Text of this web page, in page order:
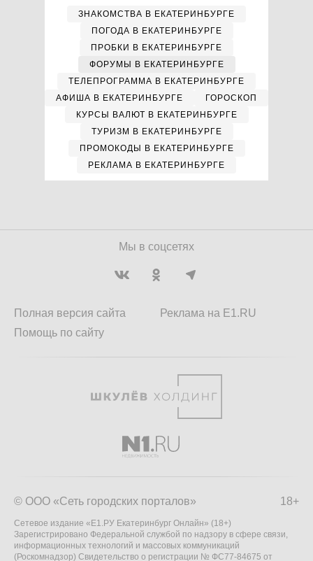
ЗНАКОМСТВА В ЕКАТЕРИНБУРГЕ
ПОГОДА В ЕКАТЕРИНБУРГЕ
ПРОБКИ В ЕКАТЕРИНБУРГЕ
ФОРУМЫ В ЕКАТЕРИНБУРГЕ
ТЕЛЕПРОГРАММА В ЕКАТЕРИНБУРГЕ
АФИША В ЕКАТЕРИНБУРГЕ
ГОРОСКОП
КУРСЫ ВАЛЮТ В ЕКАТЕРИНБУРГЕ
ТУРИЗМ В ЕКАТЕРИНБУРГЕ
ПРОМОКОДЫ В ЕКАТЕРИНБУРГЕ
РЕКЛАМА В ЕКАТЕРИНБУРГЕ
Мы в соцсетях
Полная версия сайта
Помощь по сайту
Реклама на E1.RU
18+
© ООО «Сеть городских порталов»
Сетевое издание «Е1.РУ Екатеринбург Онлайн» (18+)
Зарегистрировано Федеральной службой по надзору в сфере связи,
информационных технологий и массовых коммуникаций
(Роскомнадзор) Свидетельство о регистрации № ФС77-84675 от